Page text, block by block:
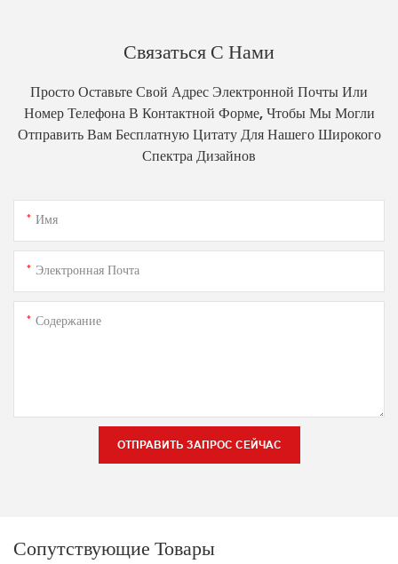
Связаться С Нами
Просто Оставьте Свой Адрес Электронной Почты Или
Номер Телефона В Контактной Форме, Чтобы Мы Могли
Отправить Вам Бесплатную Цитату Для Нашего Широкого
Спектра Дизайнов
Имя
Электронная Почта
Содержание
ОТПРАВИТЬ ЗАПРОС СЕЙЧАС
Сопутствующие Товары